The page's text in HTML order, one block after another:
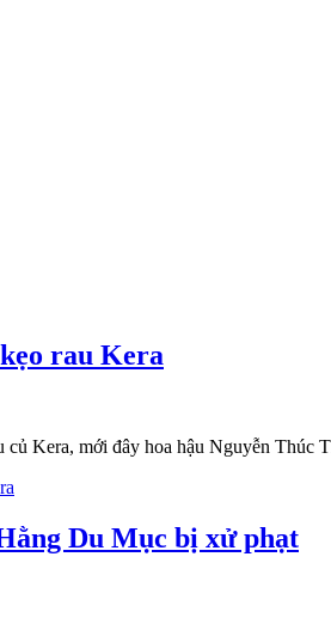
rau Kera
Kera, mới đây hoa hậu Nguyễn
Du Mục bị xử phạt